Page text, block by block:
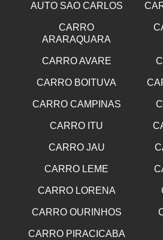
AUTO SAO CARLOS
CARRO
ARARAQUARA
CARRO AVARE
CARRO BOITUVA
CARRO CAMPINAS
CARRO ITU
CARRO JAU
CARRO LEME
CARRO LORENA
CARRO OURINHOS
CARRO PIRACICABA